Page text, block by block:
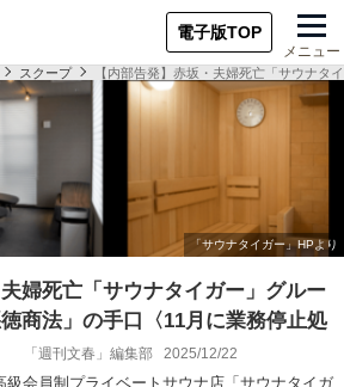
電子版TOP
メニュー
スクープ 【内部告発】赤坂・夫婦死亡「サウナタ
夫婦死亡「サウナタイガー」グルー
商法」の手口〈11月に業務停止処
「週刊文春」編集部 2025/12/22
級会員制プライベートサウナ店「サウナタイガ